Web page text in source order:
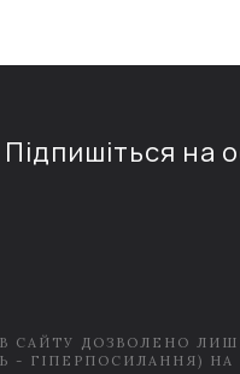
Підпишіться на
САЙТУ ДОЗВОЛЕНО
ГІПЕРПОСИЛАННЯ) НА